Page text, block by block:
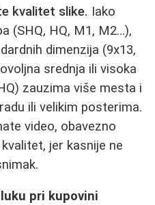
kvalitet slike. Iako
(SHQ, HQ, M1, M2…),
dimenzija (9x13,
srednja ili visoka
zauzima više mesta i
ili velikim posterima.
video, obavezno
jer kasnije ne
pri kupovini